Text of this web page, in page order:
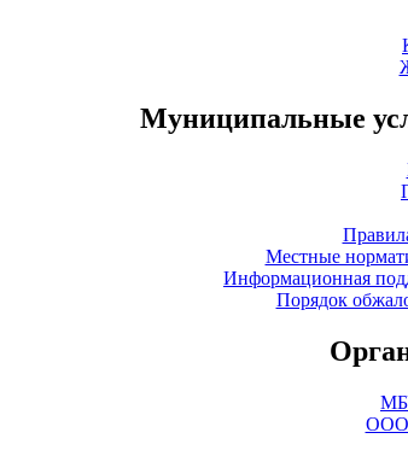
Муниципальные
Местные
Информационная
Порядок
ООО